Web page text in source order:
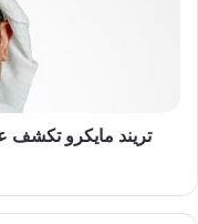
تريند مايكرو تكشف